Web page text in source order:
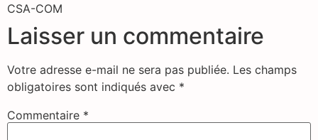
CSA-COM
Laisser un commentaire
Votre adresse e-mail ne sera pas publiée. Les champs
obligatoires sont indiqués avec *
Commentaire *